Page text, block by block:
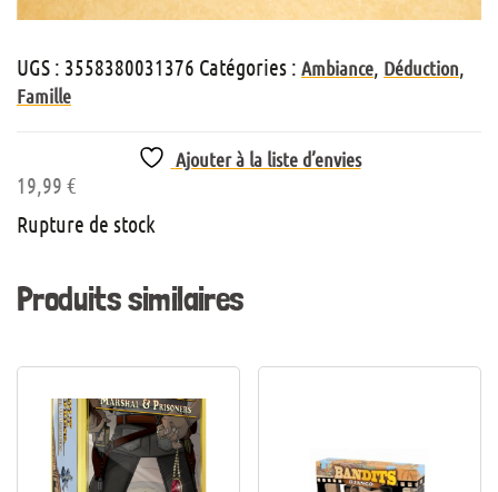
UGS : 3558380031376 Catégories : Ambiance, Déduction,
Famille
Ajouter à la liste d’envies
19,99 €
Rupture de stock
Produits similaires